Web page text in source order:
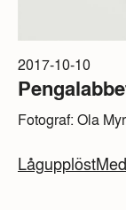
2017-10-10
Fotograf: Ola
Lågupplöst